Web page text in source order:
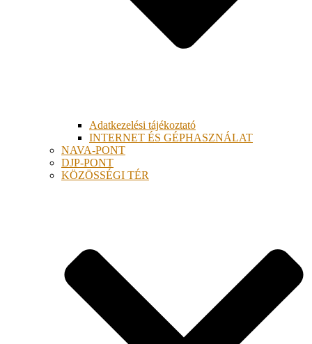
Adatkezelési tájékoztató
INTERNET ÉS GÉPHASZNÁLAT
NAVA-PONT
DJP-PONT
KÖZÖSSÉGI TÉR